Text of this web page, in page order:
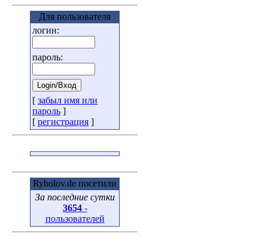
Для пользователя
логин:
пароль:
[ забыл имя или
пароль ]
[ регистрация ]
Rybolov.de посетили
За последние сутки
3654-
пользователей